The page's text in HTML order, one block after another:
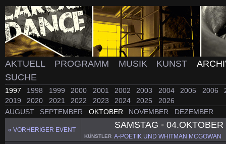
AKTUELL PROGRAMM MUSIK KUNST
SUCHE
1997 1998 1999 2000 2001 2002 2003 2004 2005 2006
2019
2020 2021 2022 2023 2024 2025
2026
AUGUST
SEPTEMBER OKTOBER NOVEMBER DEZEMBER
« VORHERIGER EVENT
SAMSTAG •
KÜNSTLER A-POETIK UND WHITMAN MCGOWAN